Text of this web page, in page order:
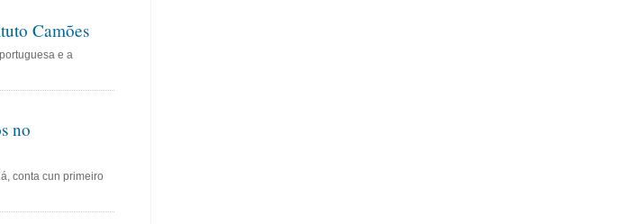
Camões
e a
no
conta cun primeiro